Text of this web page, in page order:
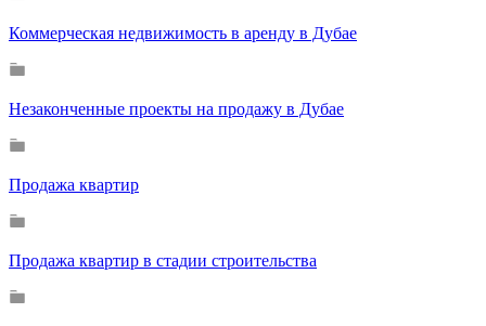
Коммерческая недвижимость в аренду в Дубае
Незаконченные проекты на продажу в Дубае
Продажа квартир
Продажа квартир в стадии строительства